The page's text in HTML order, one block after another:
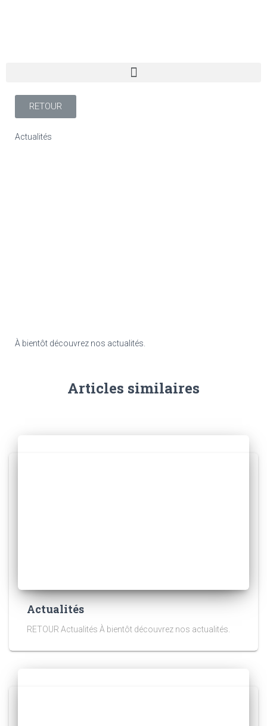
RETOUR
Actualités
À bientôt découvrez nos actualités.
Articles similaires
Actualités
RETOUR Actualités À bientôt découvrez nos actualités.